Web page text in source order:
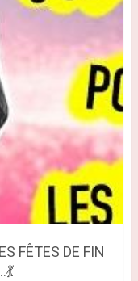
FÊTES DE FIN